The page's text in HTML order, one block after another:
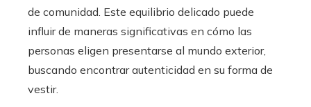
de comunidad. Este equilibrio delicado puede
influir de maneras significativas en cómo las
personas eligen presentarse al mundo exterior,
buscando encontrar autenticidad en su forma de
vestir.